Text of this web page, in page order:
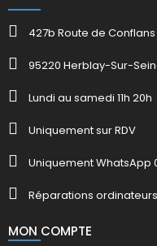
427b Route de Conflans
95220 Herblay-Sur-
Lundi au samedi 11h 20h
Uniquement sur RDV
Uniquement WhatsApp
Réparations ordinateurs
MON COMPTE